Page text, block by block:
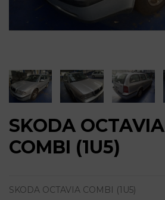
SKODA OCTAVIA
COMBI (1U5)
SKODA OCTAVIA COMBI (1U5)